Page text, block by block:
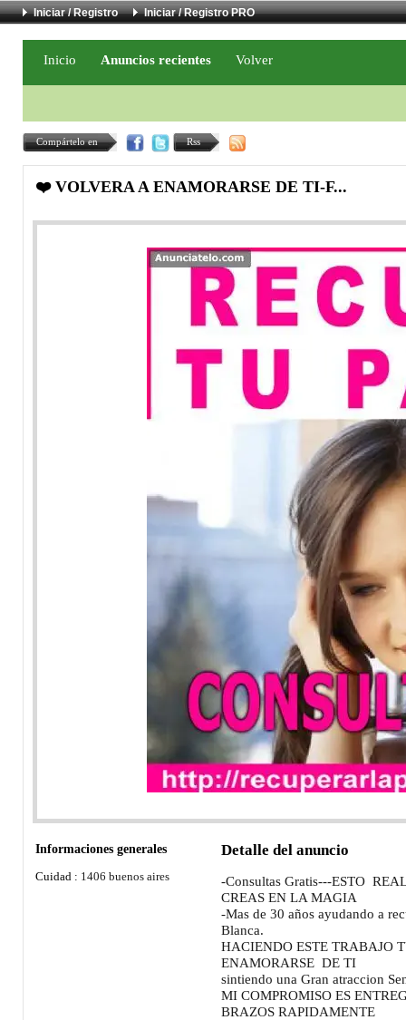
Iniciar / Registro Iniciar / Registro PRO
Inicio Anuncios recientes Volver
Compártelo en Rss
❤️ VOLVERA A ENAMORARSE DE TI-F...
Informaciones generales
Cuidad : 1406 buenos aires
Detalle del anuncio
-Consultas Gratis---ESTO
CREAS EN LA MAGIA
-Mas de 30 años ayudando a
Blanca.
HACIENDO ESTE TRABAJO
ENAMORARSE DE TI
sintiendo una Gran atraccion
MI COMPROMISO ES
BRAZOS RAPIDAMENTE